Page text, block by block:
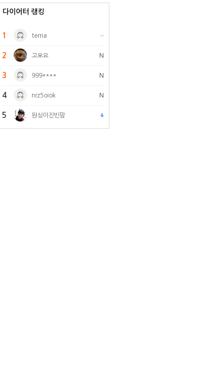
다이어터 랭킹
1 terria
2 고오요 N
3 999**** N
4 nrz5oiok N
5 원싱이진빈맘